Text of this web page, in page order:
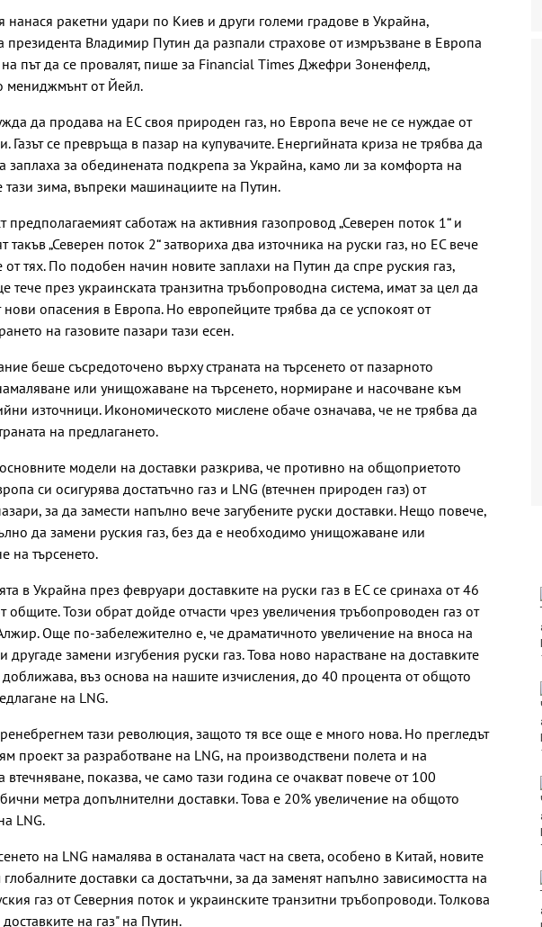
нанася ракетни удари по Киев и други големи градове в Украйна,
президента Владимир Путин да разпали страхове от измръзване в Европа
на път да се провалят, пише за Financial Times Джефри Зоненфелд,
мениджмънт от Йейл.
да продава на ЕС своя природен газ, но Европа вече не се нуждае от
Газът се превръща в пазар на купувачите. Енергийната криза не трябва да
заплаха за обединената подкрепа за Украйна, камо ли за комфорта на
тази зима, въпреки машинациите на Путин.
предполагаемият саботаж на активния газопровод „Северен поток 1“ и
такъв „Северен поток 2“ затвориха два източника на руски газ, но ЕС вече
от тях. По подобен начин новите заплахи на Путин да спре руския газ,
тече през украинската транзитна тръбопроводна система, имат за цел да
нови опасения в Европа. Но европейците трябва да се успокоят от
на газовите пазари тази есен.
беше съсредоточено върху страната на търсенето от пазарното
или унищожаване на търсенето, нормиране и насочване към
източници. Икономическото мислене обаче означава, че не трябва да
на предлагането.
модели на доставки разкрива, че противно на общоприетото
си осигурява достатъчно газ и LNG (втечнен природен газ) от
за да замести напълно вече загубените руски доставки. Нещо повече,
да замени руския газ, без да е необходимо унищожаване или
на търсенето.
в Украйна през февруари доставките на руски газ в ЕС се сринаха от 46
общите. Този обрат дойде отчасти чрез увеличения тръбопроводен газ от
Още по-забележително е, че драматичното увеличение на вноса на
другаде замени изгубения руски газ. Това ново нарастване на доставките
доближава, въз основа на нашите изчисления, до 40 процента от общото
на LNG.
тази революция, защото тя все още е много нова. Но прегледът
проект за разработване на LNG, на производствени полета и на
втечняване, показва, че само тази година се очакват повече от 100
метра допълнителни доставки. Това е 20% увеличение на общото
LNG.
на LNG намалява в останалата част на света, особено в Китай, новите
доставки са достатъчни, за да заменят напълно зависимостта на
газ от Северния поток и украинските транзитни тръбопроводи. Толкова
доставките на газ" на Путин.
София попадна в
десетката на
джебчийство
въздушното
пространство, както и охраната
Камион спука гума в
движение и едва не
Петима от обвинените
за фентанила остават
в ареста